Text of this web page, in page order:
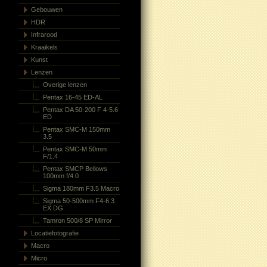
Gebouwen
HDR
Infrarood
Kraaikels
Kunst
Lenzen
Overige lenzen
Pentax 16-45 ED-AL
Pentax DA 50-200 F 4-5.6
ED
Pentax SMC-M 150mm
3.5
Pentax SMC-M 50mm
F/1.4
Pentax SMCP Bellows
100mm f/4.0
Sigma 180mm F3.5 Macro
Sigma 50-500mm F4-6.3
EX DG
Tamron 500/8 SP Mirror
Locatiefotografie
Macro
Micro